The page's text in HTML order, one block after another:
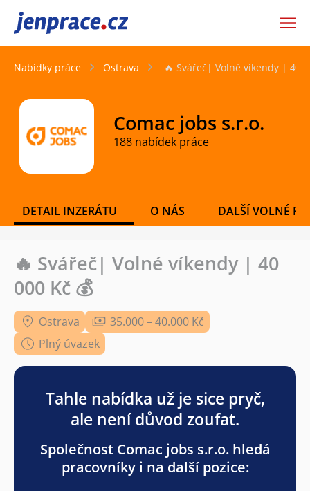
JenPráce.cz
Nabídky práce Ostrava 🔥 Svářeč| Volné víkendy | 40
Comac jobs s.r.o.
188 nabídek práce
DETAIL INZERÁTU O NÁS DALŠÍ VOLNÉ
🔥 Svářeč| Volné víkendy | 40
000 Kč 💰
Ostrava
35.000 – 40.000 Kč
Plný úvazek
Tahle nabídka už je sice pryč,
ale není důvod zoufat.
Společnost Comac jobs s.r.o. hledá
pracovníky i na další pozice: